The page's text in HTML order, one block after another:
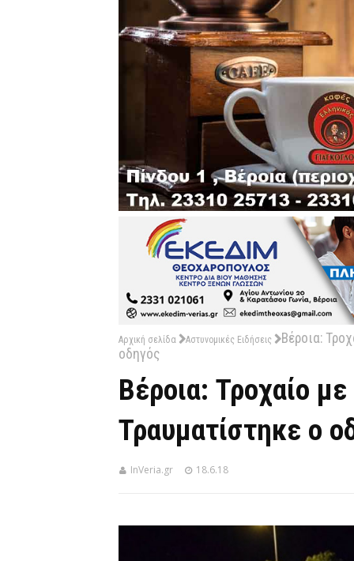
Αρχική σελίδα Αστυνομικές Ειδήσεις
Βέροια:
οδηγός
Βέροια: Τροχαίο
Τραυματίστηκε ο
InVeria.gr 18.6.18